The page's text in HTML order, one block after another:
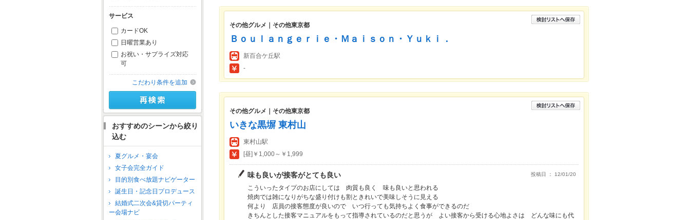
サービス
カードOK
日曜営業あり
お祝い・サプライズ対応
可
こだわり条件を追加
おすすめのシーンから絞り
込む
夏グルメ・宴会
女子会完全ガイド
目的別食べ放題ナビゲーター
誕生日・記念日プロデュース
結婚式二次会&貸切パーティ
ー会場ナビ
その他グルメ｜その他東京都
Ｂｏｕｌａｎｇｅｒｉｅ・Ｍａｉｓｏｎ・Ｙｕｋｉ．
新百合ケ丘駅
-
その他グルメ｜その他東京都
いきな黒塀 東村山
東村山駅
[昼]￥1,000～￥1,999
投稿日 ： 12/01/20
味も良いが接客がとても良い
こういったタイプのお店にしては 肉質も良く 味も良いと思われる
焼肉では雑になりがちな盛り付けも割ときれいで美味しそうに見える
何より 店員の接客態度が良いので いつ行っても気持ちよく食事ができるのだ
きちんとした接客マニュアルをもって指導されているのだと思うが よい接客から受ける心地よさは どんな味にも代